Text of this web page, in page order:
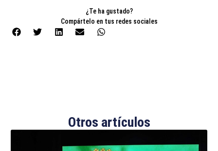
¿Te ha gustado?
Compártelo en tus redes sociales
Otros artículos